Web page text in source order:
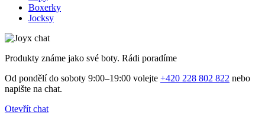
Boxerky
Jocksy
Produkty známe jako své boty. Rádi poradíme
Od pondělí do soboty 9:00–19:00 volejte +420 228 802 822 nebo
napište na chat.
Otevřít chat